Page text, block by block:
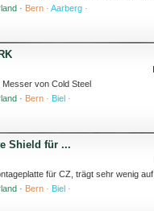
· Bern ·Aarberg ·
von Cold Steel
· Bern · Biel ·
Shield für ...
für CZ, trägt sehr wenig auf.
· Bern · Biel ·